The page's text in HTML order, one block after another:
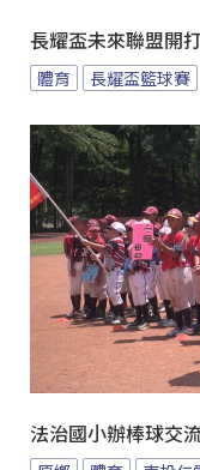
長耀盃未來聯盟開
體育 長耀盃籃球賽
法治國小辦棒球交